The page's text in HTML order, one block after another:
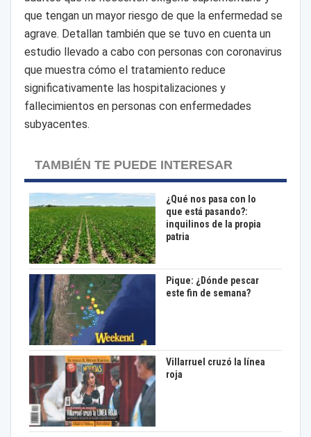
que tengan un mayor riesgo de que la enfermedad se
agrave. Detallan también que se tuvo en cuenta un
estudio llevado a cabo con personas con coronavirus
que muestra cómo el tratamiento reduce
significativamente las hospitalizaciones y
fallecimientos en personas con enfermedades
subyacentes.
TAMBIÉN TE PUEDE INTERESAR
¿Qué nos pasa con lo
que está pasando?:
inquilinos de la propia
patria
Pique: ¿Dónde pescar
este fin de semana?
Villarruel cruzó la línea
roja